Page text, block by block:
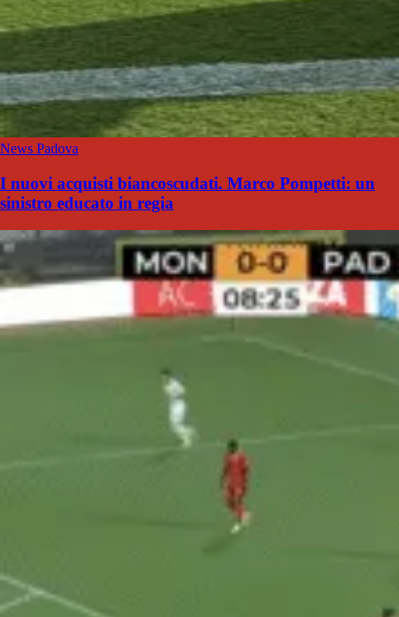
News Padova
I nuovi acquisti biancoscudati. Marco Pompetti: un
sinistro educato in regia